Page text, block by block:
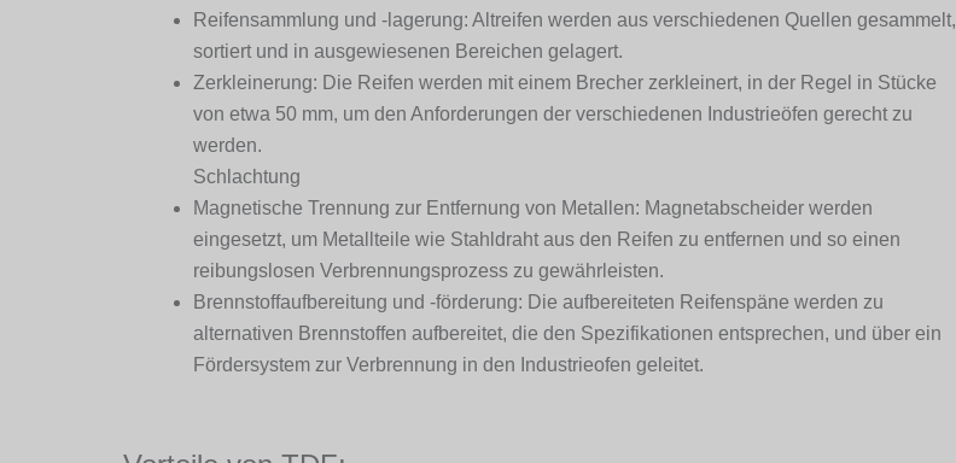
Reifensammlung und -lagerung: Altreifen werden aus verschiedenen Quellen gesammelt,
sortiert und in ausgewiesenen Bereichen gelagert.
Zerkleinerung: Die Reifen werden mit einem Brecher zerkleinert, in der Regel in Stücke
von etwa 50 mm, um den Anforderungen der verschiedenen Industrieöfen gerecht zu
werden.
Schlachtung
Magnetische Trennung zur Entfernung von Metallen: Magnetabscheider werden
eingesetzt, um Metallteile wie Stahldraht aus den Reifen zu entfernen und so einen
reibungslosen Verbrennungsprozess zu gewährleisten.
Brennstoffaufbereitung und -förderung: Die aufbereiteten Reifenspäne werden zu
alternativen Brennstoffen aufbereitet, die den Spezifikationen entsprechen, und über ein
Fördersystem zur Verbrennung in den Industrieofen geleitet.